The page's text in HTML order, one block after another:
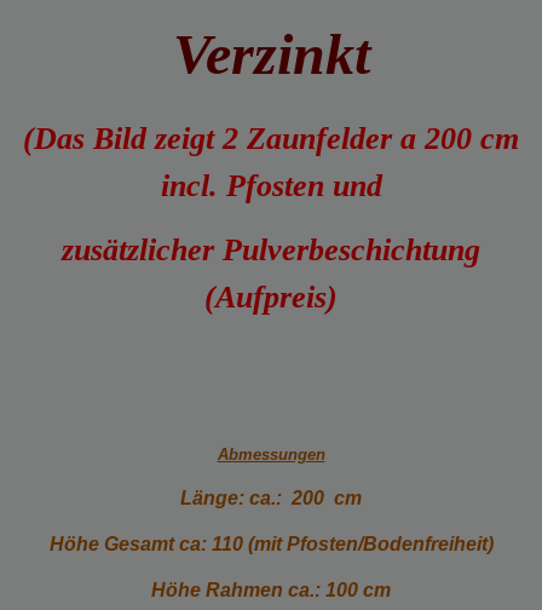
Verzinkt
(Das Bild zeigt 2 Zaunfelder a 200 cm
incl. Pfosten und
zusätzlicher Pulverbeschichtung
(Aufpreis)
Abmessungen
Länge: ca.: 200 cm
Höhe Gesamt ca: 110 (mit Pfosten/Bodenfreiheit)
Höhe Rahmen ca.: 100 cm